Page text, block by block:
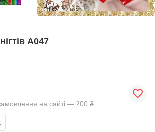
A047
на сайті — 200 ₴